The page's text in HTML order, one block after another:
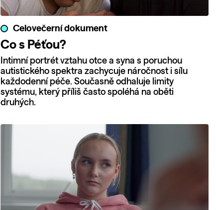
Celovečerní dokument
Co s Péťou?
Intimní portrét vztahu otce a syna s poruchou
autistického spektra zachycuje náročnost i sílu
každodenní péče. Současně odhaluje limity
systému, který příliš často spoléhá na oběti
druhých.